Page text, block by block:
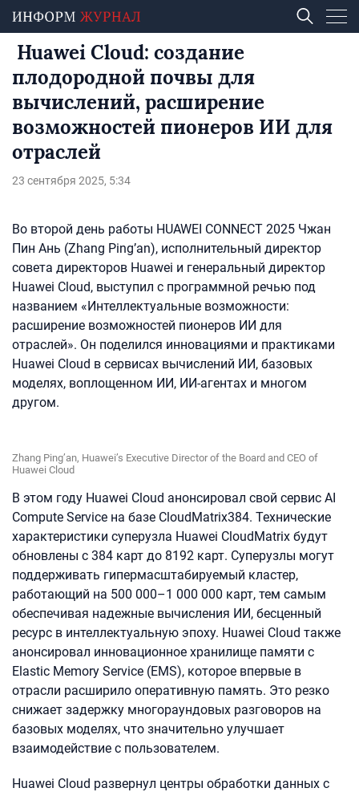
Huawei Cloud: создание
плодородной почвы для
вычислений, расширение
возможностей пионеров ИИ для
отраслей
23 сентября 2025, 5:34
Во второй день работы HUAWEI CONNECT 2025 Чжан
Пин Ань (Zhang Ping’an), исполнительный директор
совета директоров Huawei и генеральный директор
Huawei Cloud, выступил с программной речью под
названием «Интеллектуальные возможности:
расширение возможностей пионеров ИИ для
отраслей». Он поделился инновациями и практиками
Huawei Cloud в сервисах вычислений ИИ, базовых
моделях, воплощенном ИИ, ИИ-агентах и многом
другом.
Zhang Ping’an, Huawei’s Executive Director of the Board and CEO of
Huawei Cloud
В этом году Huawei Cloud анонсировал свой сервис AI
Compute Service на базе CloudMatrix384. Технические
характеристики суперузла Huawei CloudMatrix будут
обновлены с 384 карт до 8192 карт. Суперузлы могут
поддерживать гипермасштабируемый кластер,
работающий на 500 000–1 000 000 карт, тем самым
обеспечивая надежные вычисления ИИ, бесценный
ресурс в интеллектуальную эпоху. Huawei Cloud также
анонсировал инновационное хранилище памяти с
Elastic Memory Service (EMS), которое впервые в
отрасли расширило оперативную память. Это резко
снижает задержку многораундовых разговоров на
базовых моделях, что значительно улучшает
взаимодействие с пользователем.
Huawei Cloud развернул центры обработки данных с